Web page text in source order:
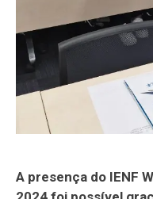
A presença do IENF